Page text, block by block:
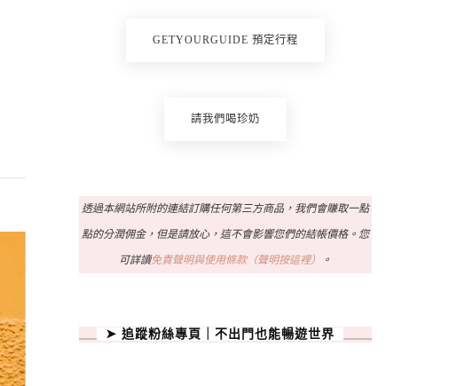
GETYOURGUIDE 預定行程
請我們喝珍奶
透過本網站所附的連結訂購任何第三方商品，我們會賺取一點
點的分潤佣金，但是請放心，這不會影響您們的結帳價格。您
可詳讀免責聲明與使用條款（聲明按這裡） 。
➤ 追蹤粉絲專頁｜不出門也能暢遊世界